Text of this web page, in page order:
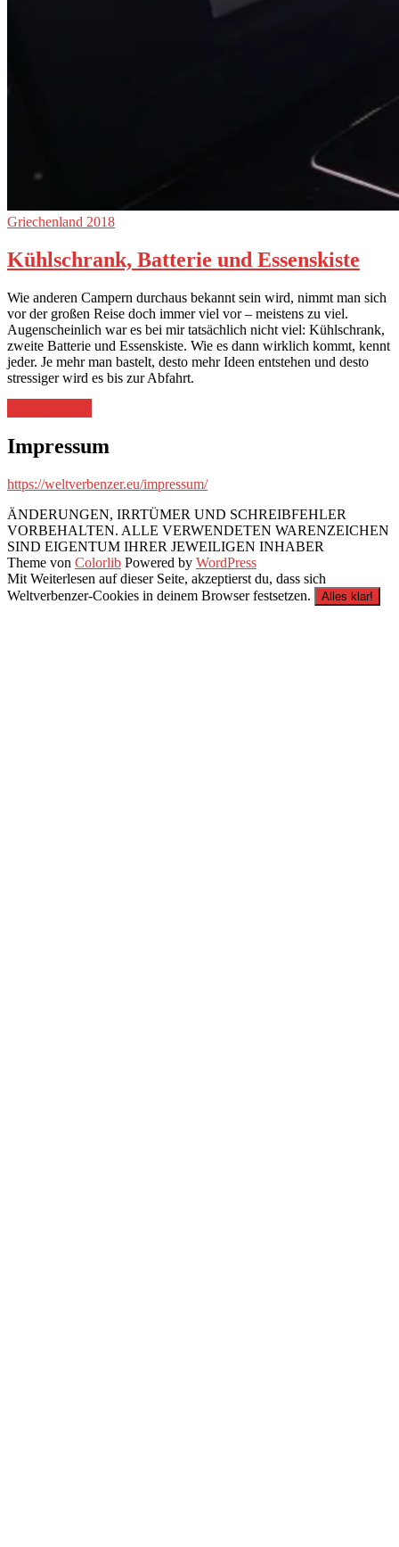
Griechenland 2018
Kühlschrank, Batterie und Essenskiste
Wie anderen Campern durchaus bekannt sein wird, nimmt man sich
vor der großen Reise doch immer viel vor – meistens zu viel.
Augenscheinlich war es bei mir tatsächlich nicht viel: Kühlschrank,
zweite Batterie und Essenskiste. Wie es dann wirklich kommt, kennt
jeder. Je mehr man bastelt, desto mehr Ideen entstehen und desto
stressiger wird es bis zur Abfahrt.
und
Essenskiste“
Impressum
https://weltverbenzer.eu/impressum/
ÄNDERUNGEN, IRRTÜMER UND SCHREIBFEHLER
VORBEHALTEN. ALLE VERWENDETEN WARENZEICHEN
SIND EIGENTUM IHRER JEWEILIGEN INHABER
Theme von Colorlib Powered by WordPress
Mit Weiterlesen auf dieser Seite, akzeptierst du, dass sich
Weltverbenzer-Cookies in deinem Browser festsetzen.
Alles klar!